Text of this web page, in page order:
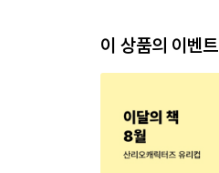
이 상품의 이벤트